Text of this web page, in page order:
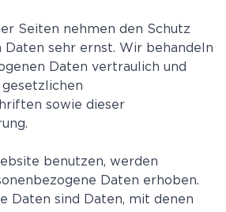
Seiten nehmen den Schutz
sehr ernst. Wir behandeln
Daten vertraulich und
sowie dieser
benutzen, werden
Daten erhoben.
Daten sind Daten, mit denen